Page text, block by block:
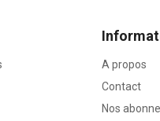
A propos
Contact
Nos